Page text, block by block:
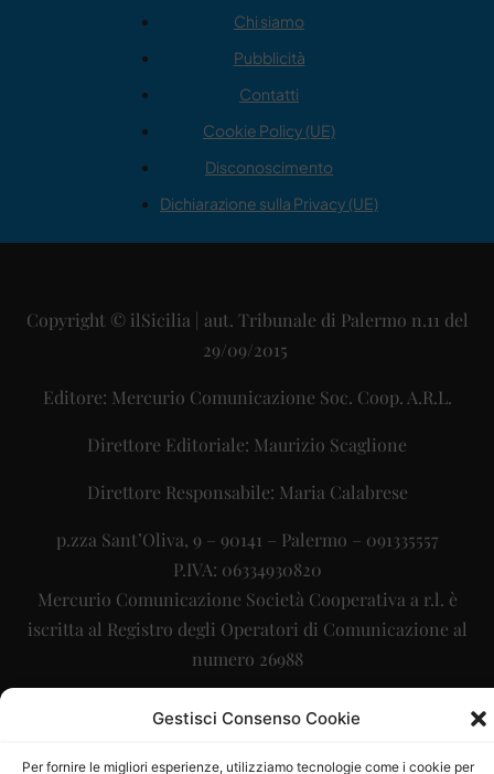
Gestisci Consenso Cookie
Per fornire le migliori esperienze, utilizziamo tecnologie come i cookie per
Chi siamo
Pubblicità
Contatti
Cookie Policy (UE)
Disconoscimento
Dichiarazione sulla Privacy (UE)
Copyright © ilSicilia | aut. Tribunale di Palermo n.11 del
29/09/2015
Editore: Mercurio Comunicazione Soc. Coop. A.R.L.
Direttore Editoriale: Maurizio Scaglione
Direttore Responsabile: Maria Calabrese
p.zza Sant’Oliva, 9 – 90141 – Palermo – 091335557
P.IVA: 06334930820
Mercurio Comunicazione Società Cooperativa a r.l. è
iscritta al Registro degli Operatori di Comunicazione al
numero 26988
La Digitale srl info@ladigitale.it